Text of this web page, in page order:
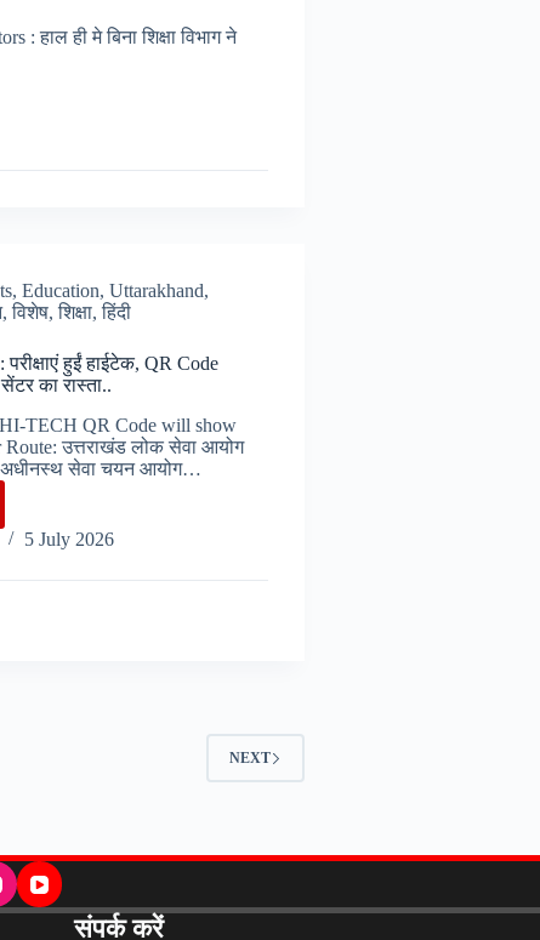
: हाल ही मे बिना शिक्षा विभाग ने
, Education, Uttarakhand,
,विशेष,शिक्षा,हिंदी
हुईं हाईटेक, QR Code
का रास्ता..
TECH QR Code will show
Route: उत्तराखंड लोक सेवा आयोग
अधीनस्थ सेवा चयन आयोग…
5 July 2026
NEXT
संपर्क करें